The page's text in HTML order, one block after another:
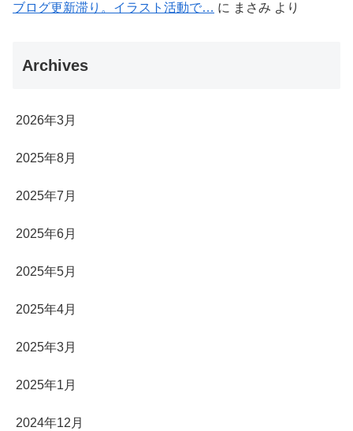
ブログ更新滞り。イラスト活動で… に まさみ より
Archives
2026年3月
2025年8月
2025年7月
2025年6月
2025年5月
2025年4月
2025年3月
2025年1月
2024年12月